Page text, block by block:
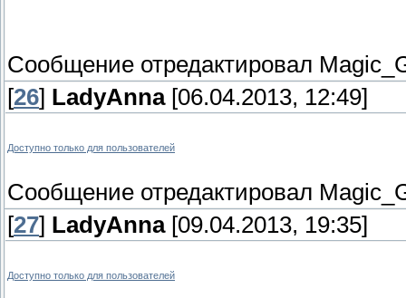
Сообщение отредактировал
[26] LadyAnna[06.04.2013, 12:49]
Доступно только для пользователей
Сообщение отредактировал
[27] LadyAnna[09.04.2013, 19:35]
Доступно только для пользователей